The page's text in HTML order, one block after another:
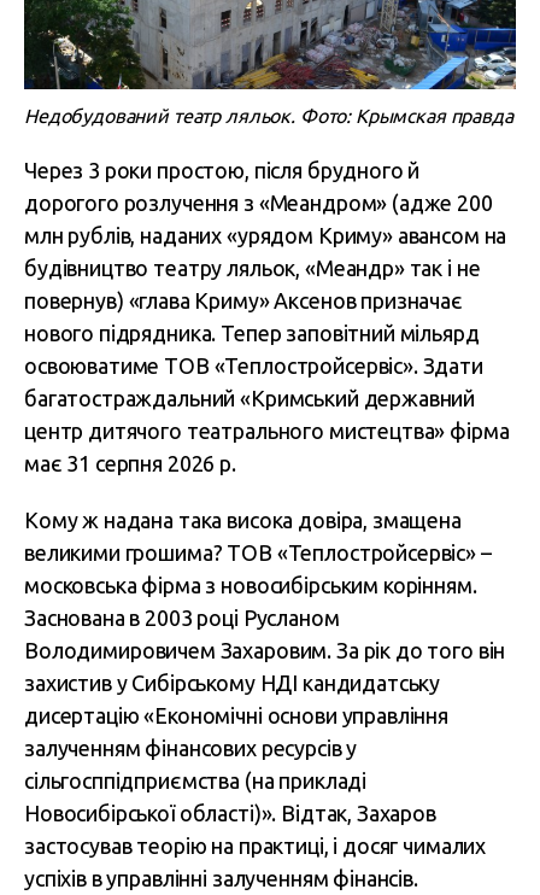
Недобудований театр ляльок. Фото: Крымская правда
Через 3 роки простою, після брудного й
дорогого розлучення з «Меандром» (адже 200
млн рублів, наданих «урядом Криму» авансом на
будівництво театру ляльок, «Меандр» так і не
повернув) «глава Криму» Аксенов призначає
нового підрядника. Тепер заповітний мільярд
освоюватиме ТОВ «Теплостройсервіс». Здати
багатостраждальний «Кримський державний
центр дитячого театрального мистецтва» фірма
має 31 серпня 2026 р.
Кому ж надана така висока довіра, змащена
великими грошима? ТОВ «Теплостройсервіс» –
московська фірма з новосибірським корінням.
Заснована в 2003 році Русланом
Володимировичем Захаровим. За рік до того він
захистив у Сибірському НДІ кандидатську
дисертацію «Економічні основи управління
залученням фінансових ресурсів у
сільгосппідприємства (на прикладі
Новосибірської області)». Відтак, Захаров
застосував теорію на практиці, і досяг чималих
успіхів в управлінні залученням фінансів.